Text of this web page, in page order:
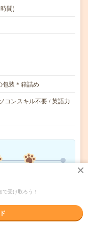
間)
包装＊箱詰め
コンスキル不要 / 英語力
受け取ろう！